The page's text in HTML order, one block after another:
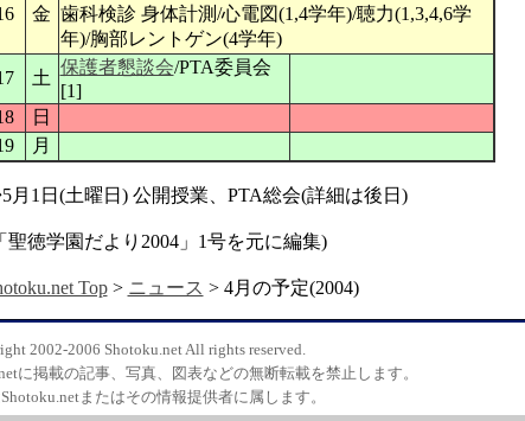
金 歯科検診 身体計測/心電図(1,4学年)/聴力(1,3,4,6学
年)/胸部レントゲン(4学年)
土
保護者懇談会/PTA委員会
[1]
日
月
月1日(土曜日) 公開授業、PTA総会(詳細は後日)
聖徳学園だより2004」1号を元に編集)
Top> ニュース > 4月の予定(2004)
2002-2006 Shotoku.net All rights reserved.
に掲載の記事、写真、図表などの無断転載を禁止します。
またはその情報提供者に属します。